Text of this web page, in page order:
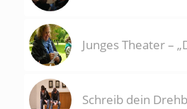
Junges Theater –
Schreib dein